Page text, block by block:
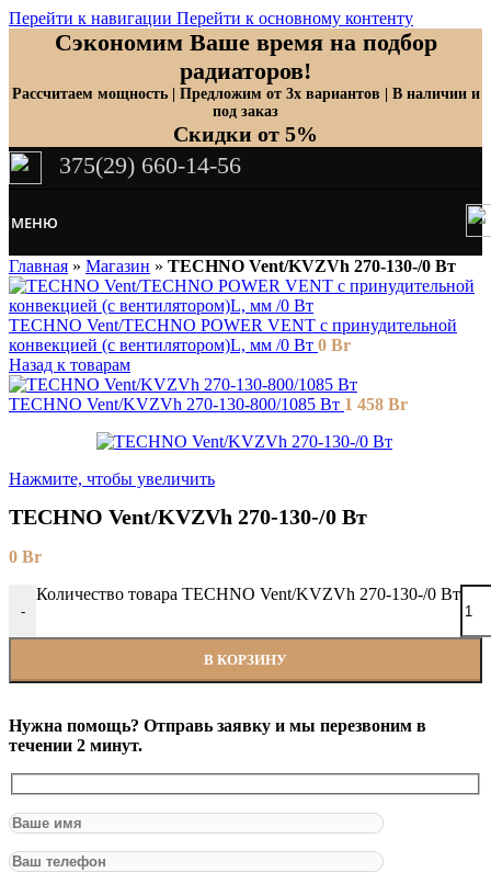
Перейти к навигации Перейти к основному контенту
Сэкономим Ваше время на подбор
радиаторов!
Рассчитаем мощность | Предложим от 3х вариантов | В наличии и
под заказ
Скидки от 5%
375(29) 660-14-56
МЕНЮ
Главная » Магазин » TECHNO Vent/KVZVh 270-130-/0 Вт
TECHNO Vent/TECHNO POWER VENT с принудительной
конвекцией (c вентилятором)L, мм /0 Вт 0 Br
Назад к товарам
TECHNO Vent/KVZVh 270-130-800/1085 Вт 1 458 Br
Нажмите, чтобы увеличить
TECHNO Vent/KVZVh 270-130-/0 Вт
0 Br
-
Количество товара TECHNO Vent/KVZVh 270-130-/0 Вт
В КОРЗИНУ
Нужна помощь? Отправь заявку и мы перезвоним в
течении 2 минут.